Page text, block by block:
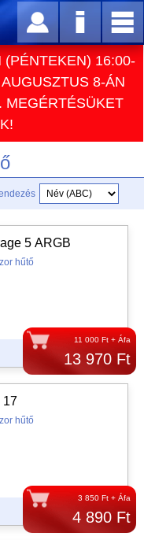
(PÉNTEKEN) 16:00-
8-ÁN
MEGÉRTÉSÜKET
11 000 Ft + Áfa
13 970 Ft
5 ARGB
hűtő
3 850 Ft + Áfa
4 890 Ft
17
hűtő